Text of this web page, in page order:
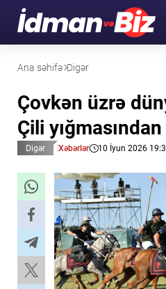
Ana səhifə Digər
Çovkən üzrə
Çili
Digər Xəbərlər 10 İyun 2026